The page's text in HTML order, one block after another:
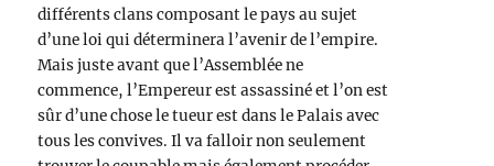
différents clans composant le pays au sujet
d’une loi qui déterminera l’avenir de l’empire.
Mais juste avant que l’Assemblée ne
commence, l’Empereur est assassiné et l’on est
sûr d’une chose le tueur est dans le Palais avec
tous les convives. Il va falloir non seulement